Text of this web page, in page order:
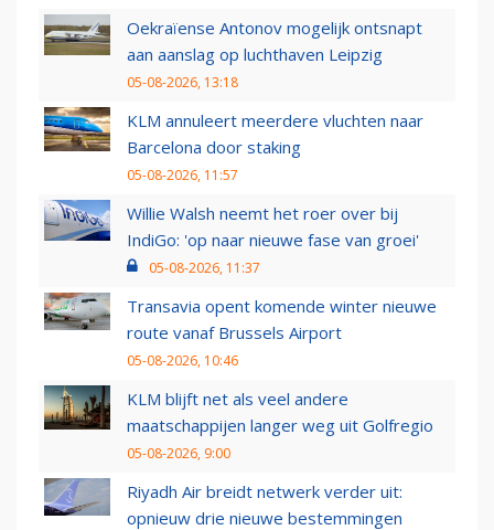
Oekraïense Antonov mogelijk ontsnapt
aan aanslag op luchthaven Leipzig
05-08-2026, 13:18
KLM annuleert meerdere vluchten naar
Barcelona door staking
05-08-2026, 11:57
Willie Walsh neemt het roer over bij
IndiGo: 'op naar nieuwe fase van groei'
05-08-2026, 11:37
Transavia opent komende winter nieuwe
route vanaf Brussels Airport
05-08-2026, 10:46
KLM blijft net als veel andere
maatschappijen langer weg uit Golfregio
05-08-2026, 9:00
Riyadh Air breidt netwerk verder uit:
opnieuw drie nieuwe bestemmingen